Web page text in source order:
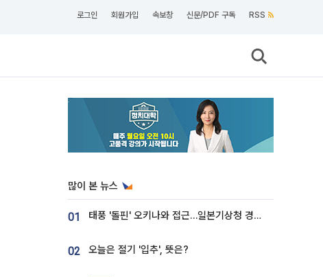
로그인 회원가입 속보창 신문/PDF 구독 RSS
많이 본 뉴스
01 태풍 '돌핀' 오키나와 접근…일본기상청 경로 업데이트
02 오늘은 절기 '입추', 뜻은?